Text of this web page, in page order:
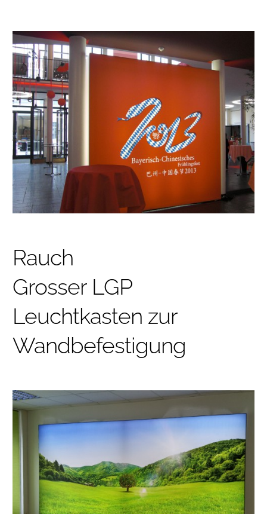
Rauch
Grosser LGP
Leuchtkasten zur
Wandbefestigung